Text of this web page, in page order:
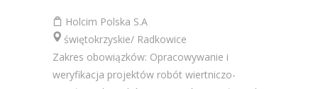
Holcim Polska S.A
świętokrzyskie/ Radkowice
Zakres obowiązków: Opracowywanie i
weryfikacja projektów robót wiertniczo-